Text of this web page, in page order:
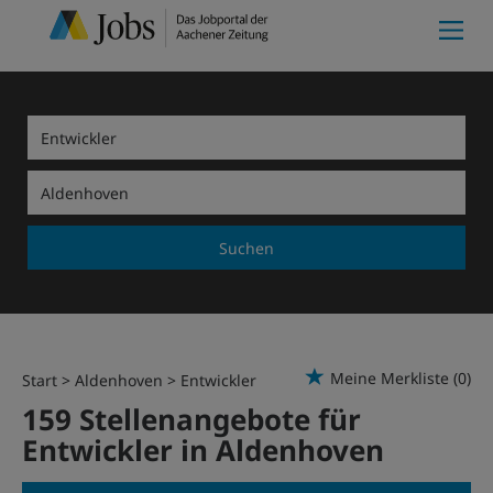
Suchen
Start Aldenhoven Entwickler Meine Merkliste (0)
159 Stellenangebote für
Entwickler in Aldenhoven